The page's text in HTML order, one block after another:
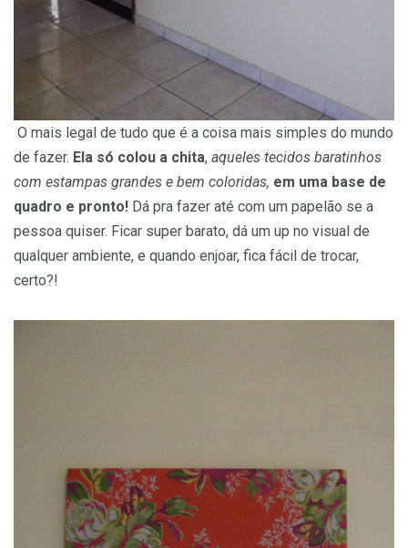
O mais legal de tudo que é a coisa mais simples do mundo
de fazer. Ela só colou a chita, aqueles tecidos baratinhos
com estampas grandes e bem coloridas, em uma base de
quadro e pronto! Dá pra fazer até com um papelão se a
pessoa quiser. Ficar super barato, dá um up no visual de
qualquer ambiente, e quando enjoar, fica fácil de trocar,
certo?!